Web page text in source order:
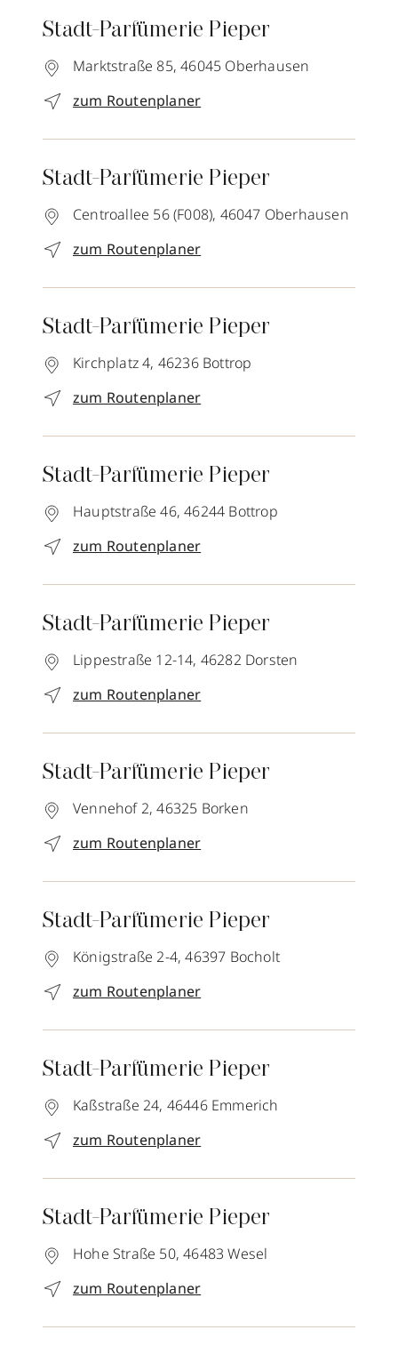
Stadt-Parfümerie Pieper
Marktstraße 85, 46045 Oberhausen
zum Routenplaner
Stadt-Parfümerie Pieper
Centroallee 56 (F008), 46047 Oberhausen
zum Routenplaner
Stadt-Parfümerie Pieper
Kirchplatz 4, 46236 Bottrop
zum Routenplaner
Stadt-Parfümerie Pieper
Hauptstraße 46, 46244 Bottrop
zum Routenplaner
Stadt-Parfümerie Pieper
Lippestraße 12-14, 46282 Dorsten
zum Routenplaner
Stadt-Parfümerie Pieper
Vennehof 2, 46325 Borken
zum Routenplaner
Stadt-Parfümerie Pieper
Königstraße 2-4, 46397 Bocholt
zum Routenplaner
Stadt-Parfümerie Pieper
Kaßstraße 24, 46446 Emmerich
zum Routenplaner
Stadt-Parfümerie Pieper
Hohe Straße 50, 46483 Wesel
zum Routenplaner